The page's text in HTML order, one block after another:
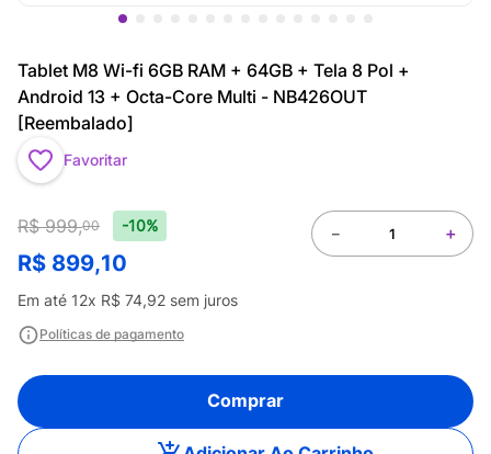
Tablet M8 Wi-fi 6GB RAM + 64GB + Tela 8 Pol +
Android 13 + Octa-Core Multi - NB426OUT
[Reembalado]
Favoritar
R$ 999,00 -10%
R$ 899,10
Em até 12x R$ 74,92 sem juros
＋
－
Políticas de pagamento
Comprar